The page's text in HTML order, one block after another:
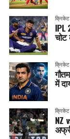
क्रिकेट
IPL
क्रिकेट
में
क्रिकेट
NZ